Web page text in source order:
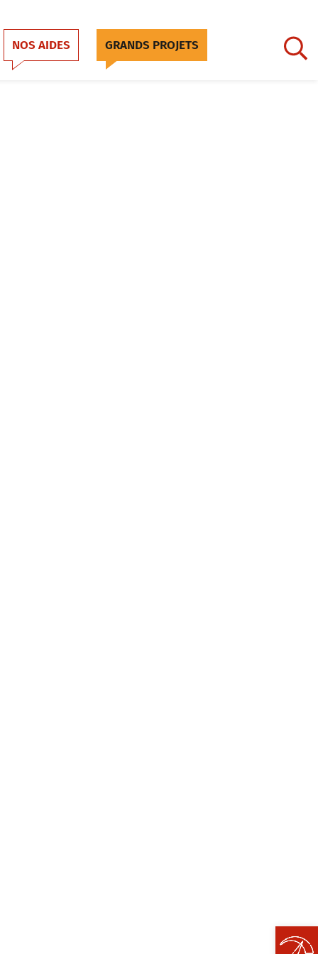
NOS AIDES GRANDS PROJETS